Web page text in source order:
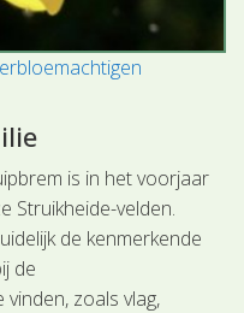
is in het voorjaar
Struikheide-velden.
de kenmerkende
de
zoals vlag,